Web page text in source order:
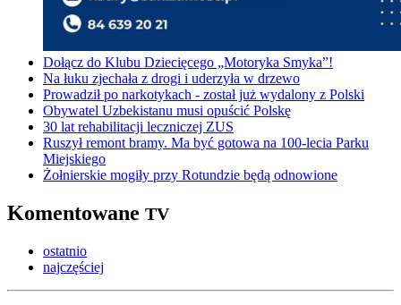
Dołącz do Klubu Dziecięcego „Motoryka Smyka”!
Na łuku zjechała z drogi i uderzyła w drzewo
Prowadził po narkotykach - został już wydalony z Polski
Obywatel Uzbekistanu musi opuścić Polskę
30 lat rehabilitacji leczniczej ZUS
Ruszył remont bramy. Ma być gotowa na 100-lecia Parku
Miejskiego
Żołnierskie mogiły przy Rotundzie będą odnowione
Komentowane TV
ostatnio
najczęściej